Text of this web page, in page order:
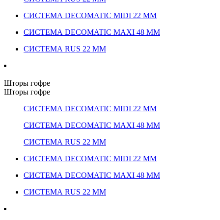
СИСТЕМА DECOMATIC MIDI 22 ММ
СИСТЕМА DECOMATIC MAXI 48 ММ
СИСТЕМА RUS 22 ММ
Шторы гофре
Шторы гофре
СИСТЕМА DECOMATIC MIDI 22 ММ
СИСТЕМА DECOMATIC MAXI 48 ММ
СИСТЕМА RUS 22 ММ
СИСТЕМА DECOMATIC MIDI 22 ММ
СИСТЕМА DECOMATIC MAXI 48 ММ
СИСТЕМА RUS 22 ММ